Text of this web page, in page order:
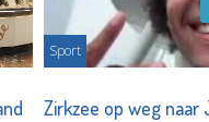
Sport
Zirkzee op weg